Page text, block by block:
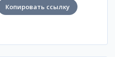
Копировать ссылку